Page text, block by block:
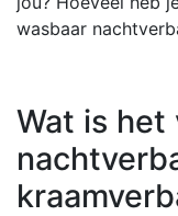
wasbaar
Wat is het